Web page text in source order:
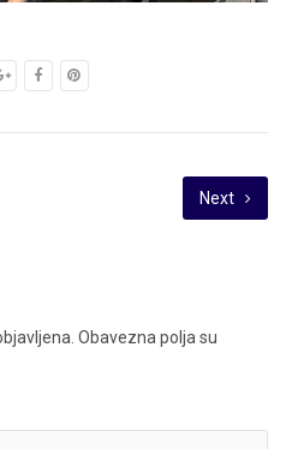
Next
Obavezna polja su